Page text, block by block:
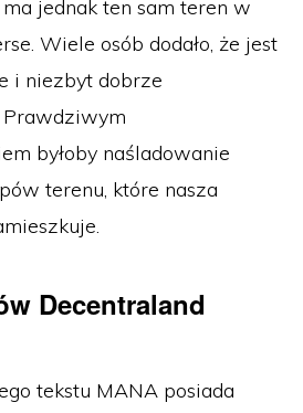
jednak ten sam teren w
Wiele osób dodało, że jest
i niezbyt dobrze
Prawdziwym
byłoby naśladowanie
terenu, które nasza
Decentraland
tekstu MANA posiada